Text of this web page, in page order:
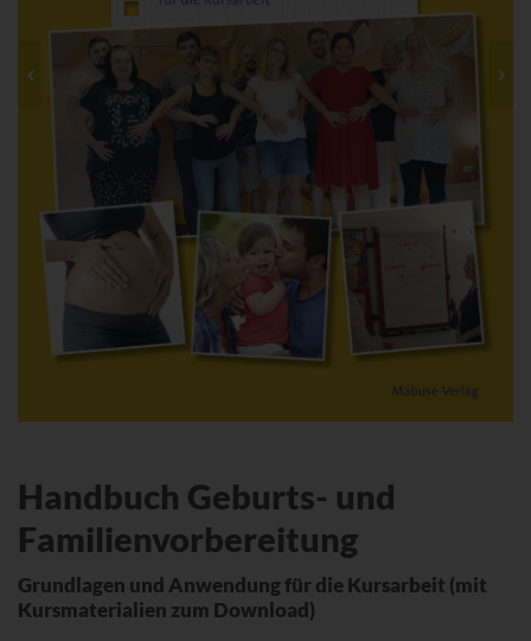
Handbuch Geburts- und
Familienvorbereitung
Grundlagen und Anwendung für die Kursarbeit (mit
Kursmaterialien zum Download)